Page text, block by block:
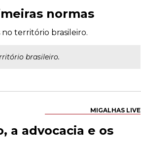
normas
território brasileiro.
brasileiro.
MIGALHAS LIVE
a advocacia e os